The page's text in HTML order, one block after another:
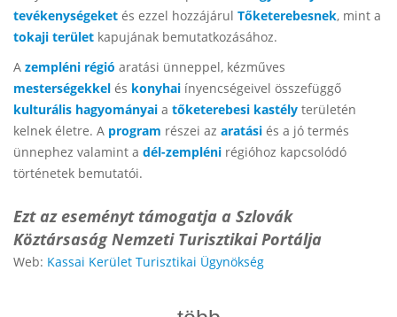
tevékenységeket és ezzel hozzájárul Tőketerebesnek, mint a
tokaji terület kapujának bemutatkozásához.
A zempléni régió aratási ünneppel, kézműves
mesterségekkel és konyhai ínyencségeivel összefüggő
kulturális hagyományai a tőketerebesi kastély területén
kelnek életre. A program részei az aratási és a jó termés
ünnephez valamint a dél-zempléni régióhoz kapcsolódó
történetek bemutatói.
Ezt az eseményt támogatja a Szlovák
Köztársaság Nemzeti Turisztikai Portálja
Web: Kassai Kerület Turisztikai Ügynökség